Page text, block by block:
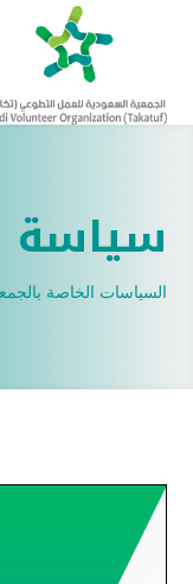
سياسة
السياسات الخاصة